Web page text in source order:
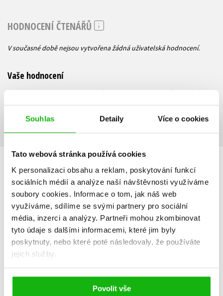
Souhlas Detaily Více o cookies
Tato webová stránka používá cookies
K personalizaci obsahu a reklam, poskytování funkcí
sociálních médií a analýze naší návštěvnosti využíváme
soubory cookies. Informace o tom, jak náš web
využíváme, sdílíme se svými partnery pro sociální
média, inzerci a analýzy. Partneři mohou zkombinovat
tyto údaje s dalšími informacemi, které jim byly
poskytnuty, nebo které poté následovaly, že používáte
jejich služby.
Povolit vše
HODNOCENÍ ČTENÁŘŮ
V současné době nejsou vytvořena žádná uživatelská hodnocení.
Vaše hodnocení
Uživatelskou recenzi mohou vkládat pouze registrovaní uživatelé
Přihlásit
AUTOR KNIHY